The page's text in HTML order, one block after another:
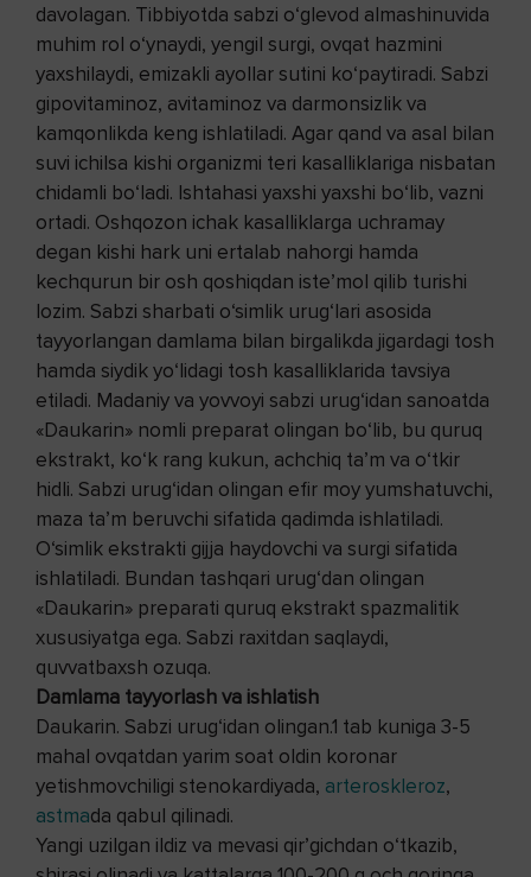
davolagan. Tibbiyotda sabzi o‘glevod almashinuvida
muhim rol o‘ynaydi, yengil surgi, ovqat hazmini
yaxshilaydi, emizakli ayollar sutini ko‘paytiradi. Sabzi
gipovitaminoz, avitaminoz va darmonsizlik va
kamqonlikda keng ishlatiladi. Agar qand va asal bilan
suvi ichilsa kishi organizmi teri kasalliklariga nisbatan
chidamli bo‘ladi. Ishtahasi yaxshi yaxshi bo‘lib, vazni
ortadi. Oshqozon ichak kasalliklarga uchramay
degan kishi hark uni ertalab nahorgi hamda
kechqurun bir osh qoshiqdan iste’mol qilib turishi
lozim. Sabzi sharbati o‘simlik urug‘lari asosida
tayyorlangan damlama bilan birgalikda jigardagi tosh
hamda siydik yo‘lidagi tosh kasalliklarida tavsiya
etiladi. Madaniy va yovvoyi sabzi urug‘idan sanoatda
«Daukarin» nomli preparat olingan bo‘lib, bu quruq
ekstrakt, ko‘k rang kukun, achchiq ta’m va o‘tkir
hidli. Sabzi urug‘idan olingan efir moy yumshatuvchi,
maza ta’m beruvchi sifatida qadimda ishlatiladi.
O‘simlik ekstrakti gijja haydovchi va surgi sifatida
ishlatiladi. Bundan tashqari urug‘dan olingan
«Daukarin» preparati quruq ekstrakt spazmalitik
xususiyatga ega. Sabzi raxitdan saqlaydi,
quvvatbaxsh ozuqa.
Damlama tayyorlash va ishlatish
Daukarin. Sabzi urug‘idan olingan.1 tab kuniga 3-5
mahal ovqatdan yarim soat oldin koronar
yetishmovchiligi stenokardiyada, arteroskleroz,
astmada qabul qilinadi.
Yangi uzilgan ildiz va mevasi qir’gichdan o‘tkazib,